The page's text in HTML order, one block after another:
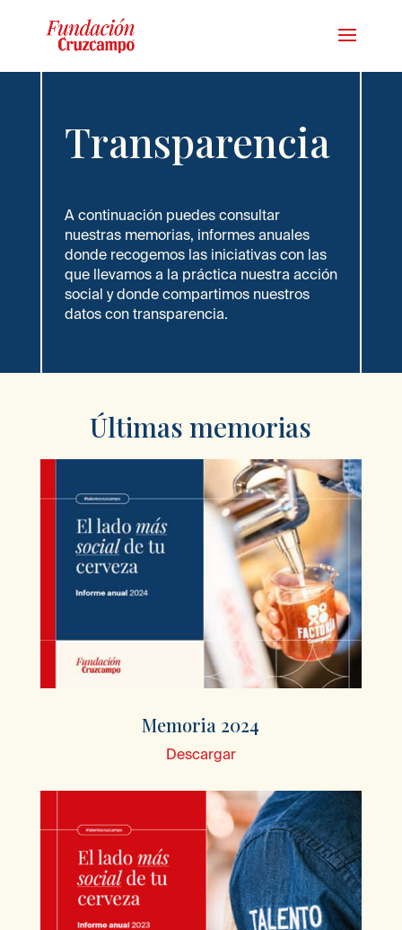
Transparencia
A continuación puedes consultar
nuestras memorias, informes anuales
donde recogemos las iniciativas con las
que llevamos a la práctica nuestra acción
social y donde compartimos nuestros
datos con transparencia.
Últimas memorias
Memoria 2024
Descargar